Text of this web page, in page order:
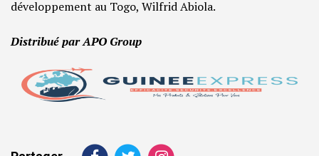
développement au Togo, Wilfrid Abiola.
Distribué par APO Group